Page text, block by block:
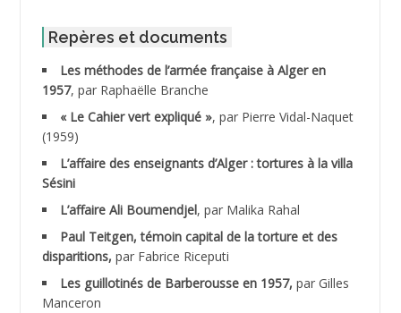
ABID Mohamed
ABNOUN Salah
ACHACHE M.*
ACHLAF Ali
ADALENE Tahar
ADALMI
ADANE Ramdane *
Repères et documents
Les méthodes de l’armée française à Alger en
1957, par Raphaëlle Branche
« Le Cahier vert expliqué », par Pierre Vidal-Naquet
(1959)
L’affaire des enseignants d’Alger : tortures à la villa
Sésini
L’affaire Ali Boumendjel, par Malika Rahal
Paul Teitgen, témoin capital de la torture et des
disparitions, par Fabrice Riceputi
Les guillotinés de Barberousse en 1957, par Gilles
Manceron